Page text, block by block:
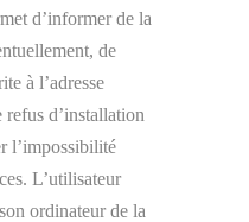
d’informer de la
de
à l’adresse
d’installation
l’impossibilité
L’utilisateur
ordinateur de la